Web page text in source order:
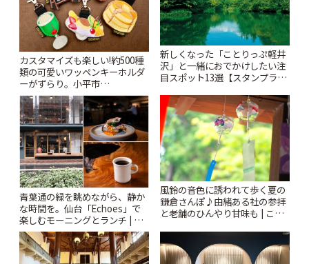
カスタマイズも楽しい!約500種
類の可愛いワッペンキーホルダ
ーがずらり。小平市
「Kimamaya T&K」 | ことりっ
ぷ
新しくなった「ことりっぷ軽井
沢」と一緒におでかけしたい注
目スポット13選【スタンプラリ
青葉通の緑を眺めながら、静か
な時間を。仙台「Echoes」で
楽しむモーニングとランチ | こ
とりっぷ
風鈴の音色に誘われて歩く夏の
鎌倉さんぽ♪由緒ある社の参拝
と老舗のひんやり甘味も | こと